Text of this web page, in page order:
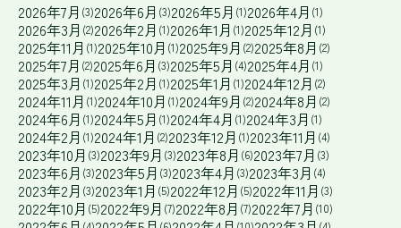
2026年7月 (3)2026年6月 (3)2026年5月 (1)2026年4月 (1)
2026年3月 (2)2026年2月 (1)2026年1月 (1)2025年12月 (1)
2025年11月 (1)2025年10月 (1)2025年9月 (2)2025年8月 (2)
2025年7月 (2)2025年6月 (3)2025年5月 (4)2025年4月 (1)
2025年3月 (1)2025年2月 (1)2025年1月 (1)2024年12月 (2)
2024年11月 (1)2024年10月 (1)2024年9月 (2)2024年8月 (2)
2024年6月 (1)2024年5月 (1)2024年4月 (1)2024年3月 (1)
2024年2月 (1)2024年1月 (2)2023年12月 (1)2023年11月 (4)
2023年10月 (3)2023年9月 (3)2023年8月 (6)2023年7月 (3)
2023年6月 (3)2023年5月 (3)2023年4月 (3)2023年3月 (4)
2023年2月 (3)2023年1月 (5)2022年12月 (5)2022年11月 (3)
2022年10月 (5)2022年9月 (7)2022年8月 (7)2022年7月 (10)